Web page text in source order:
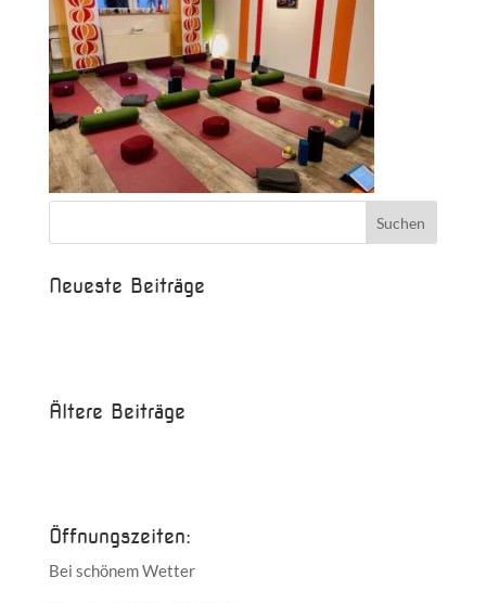
Neueste Beiträge
Ältere Beiträge
Öffnungszeiten:
Bei schönem Wetter